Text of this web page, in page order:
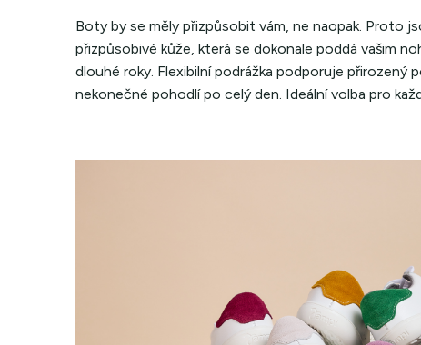
Boty by se měly přizpůsobit vám, ne naopak. Proto
přizpůsobivé kůže, která se dokonale poddá vašim
dlouhé roky. Flexibilní podrážka podporuje přirozený
nekonečné pohodlí po celý den. Ideální volba pro